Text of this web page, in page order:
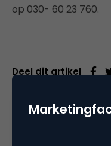
op 030- 60 23 760.
Deel dit artikel